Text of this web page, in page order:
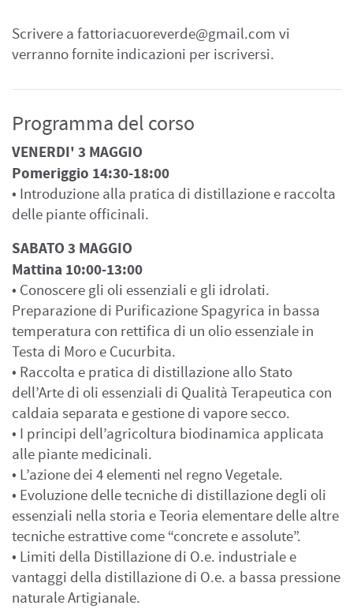
Scrivere a fattoriacuoreverde@gmail.com vi
verranno fornite indicazioni per iscriversi.
Programma del corso
VENERDI' 3 MAGGIO
Pomeriggio 14:30-18:00
• Introduzione alla pratica di distillazione e raccolta
delle piante officinali.
SABATO 3 MAGGIO
Mattina 10:00-13:00
• Conoscere gli oli essenziali e gli idrolati.
Preparazione di Purificazione Spagyrica in bassa
temperatura con rettifica di un olio essenziale in
Testa di Moro e Cucurbita.
• Raccolta e pratica di distillazione allo Stato
dell’Arte di oli essenziali di Qualità Terapeutica con
caldaia separata e gestione di vapore secco.
• I principi dell’agricoltura biodinamica applicata
alle piante medicinali.
• L’azione dei 4 elementi nel regno Vegetale.
• Evoluzione delle tecniche di distillazione degli oli
essenziali nella storia e Teoria elementare delle altre
tecniche estrattive come “concrete e assolute”.
• Limiti della Distillazione di O.e. industriale e
vantaggi della distillazione di O.e. a bassa pressione
naturale Artigianale.